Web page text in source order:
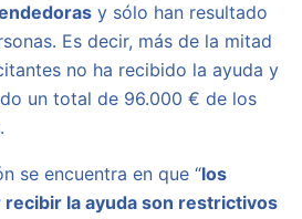
y sólo han resultado
Es decir, más de la mitad
no ha recibido la ayuda y
un total de 96.000 € de los
se encuentra en que “los
la ayuda son restrictivos